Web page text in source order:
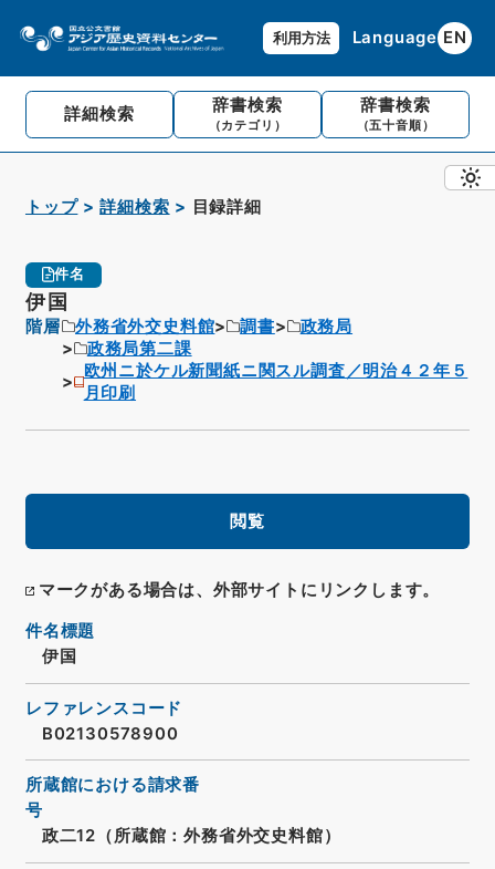
利用方法 Language EN
詳細検索 辞書検索
（カテゴリ）
辞書検索
（五十音順）
トップ 詳細検索 目録詳細
件名
伊国
階層 外務省外交史料館 調書
政務局
政務局第二課
欧州ニ於ケル新聞紙ニ関スル調査／明治４２年５
月印刷
閲覧
マークがある場合は、外部サイトにリンクします。
件名標題
伊国
レファレンスコード
B02130578900
所蔵館における請求番
号
政二12（所蔵館：外務省外交史料館）